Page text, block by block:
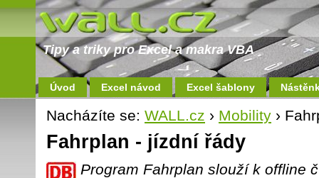
Tipy a triky pro Excel a makra VBA
Úvod Excel návod Excel šablony
Nacházíte se: WALL.cz › Mobility ›
Fahrplan - jízdní řády
Program Fahrplan slouží k offline